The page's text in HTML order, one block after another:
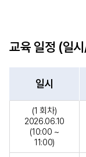
교육 일정 (일
일시
(1 회차)
2026.06.10
(10:00 ~
11:00)